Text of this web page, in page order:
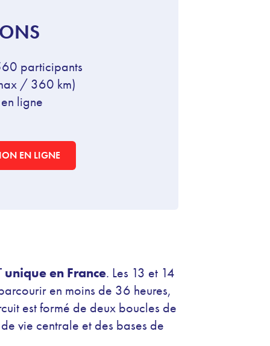
participants
/ 360 km)
ligne
EN LIGNE
unique en France. Les 13 et 14
en moins de 36 heures,
est formé de deux boucles de
vie centrale et des bases de